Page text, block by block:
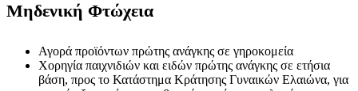
Μηδενική Φτώχεια
Αγορά προϊόντων πρώτης ανάγκης σε γηροκομεία
Χορηγία παιχνιδιών και ειδών πρώτης ανάγκης σε ετήσια
βάση, προς το Κατάστημα Κράτησης Γυναικών Ελαιώνα, για